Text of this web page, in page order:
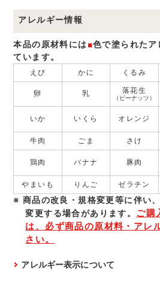
アレルギー情報
本品の原材料には■色で塗られたア
ています。
えび かに くるみ
卵 乳 落花生
（ピーナッツ）
いか いくら オレンジ
牛肉 ごま さけ
鶏肉 バナナ 豚肉
やまいも りんご ゼラチン
商品の改良・規格変更等に伴い
変更する場合があります。 ご購
は、必ず商品の原材料・アレ
さい。
アレルギー表示について